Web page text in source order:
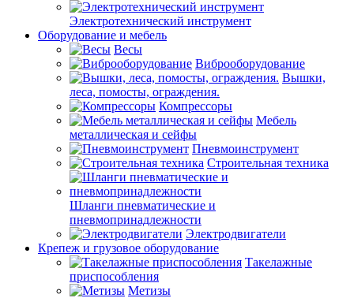
Электротехнический инструмент
Оборудование и мебель
Весы
Виброоборудование
Вышки,
леса, помосты, ограждения.
Компрессоры
Мебель
металлическая и сейфы
Пневмоинструмент
Строительная техника
Шланги пневматические и
пневмопринадлежности
Электродвигатели
Крепеж и грузовое оборудование
Такелажные
приспособления
Метизы